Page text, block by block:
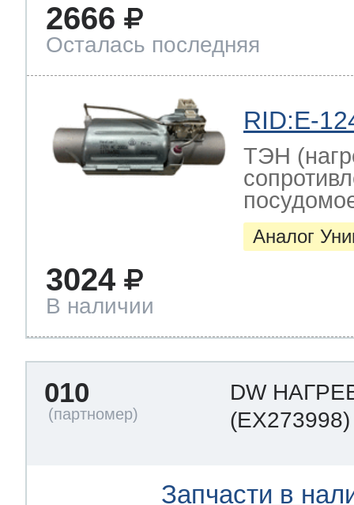
2666
Осталась последняя
RID:E-
ТЭН
Аналог
3024
В наличии
010
DW
(EX273998)
Запчасти в